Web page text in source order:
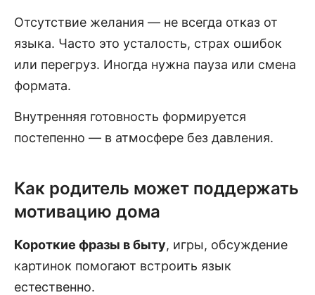
Отсутствие желания — не всегда отказ от
языка. Часто это усталость, страх ошибок
или перегруз. Иногда нужна пауза или смена
формата.
Внутренняя готовность формируется
постепенно — в атмосфере без давления.
Как родитель может поддержать
мотивацию дома
Короткие фразы в быту, игры, обсуждение
картинок помогают встроить язык
естественно.